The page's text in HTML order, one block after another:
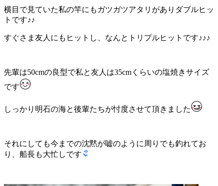
横目で見ていた私の竿にもガツガツアタリがありダブルヒッ
トです♪♪
すぐさま友人にもヒットし、なんとトリプルヒットです♪♪♪
先輩は50cmの良型で私と友人は35cmくらいの塩焼きサイズ
です
しっかり明石の海と後輩たちが忖度させて頂きました
それにしても今までの沈黙が嘘のように周りでも釣れてお
り、船長も大忙しです